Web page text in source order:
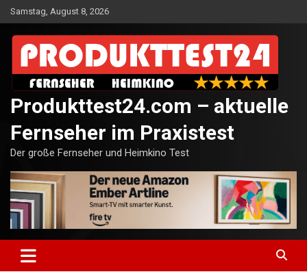
Skip
to
content
Samstag, August 8, 2026
Produkttest24.com – aktuelle
Fernseher im Praxistest
Der große Fernseher und Heimkino Test